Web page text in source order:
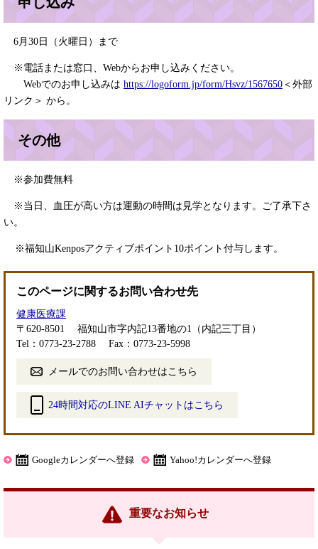
6月30日（火曜日）まで
※電話または窓口、Webからお申し込みください。
Webでのお申し込みは https://logoform.jp/form/Hsvz/1567650 ＜外部
リンク＞ ​ から。
その他
※参加費無料
※当日、血圧が高い方は運動の時間は見学となります。ご了承下さ
い。
※福知山Kenposアクティブポイント10ポイント付与します。
このページに関するお問い合わせ先
健康医療課
〒620-8501
福知山市字内記13番地の1（内記三丁目）
Tel：0773-23-2788
Fax：0773-23-5998
メールでのお問い合わせはこちら
24時間対応のLINE AIチャットはこちら
部
ン
Googleカレンダーへ登録 Yahoo!カレンダーへ登録
重要なお知らせ